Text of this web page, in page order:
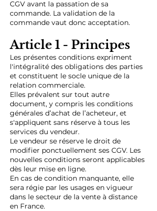
CGV avant la passation de sa
commande. La validation de la
commande vaut donc acceptation.
Article 1 - Principes
Les présentes conditions expriment
l'intégralité des obligations des parties
et constituent le socle unique de la
relation commerciale.
Elles prévalent sur tout autre
document, y compris les conditions
générales d’achat de l’acheteur, et
s'appliquent sans réserve à tous les
services du vendeur.
Le vendeur se réserve le droit de
modifier ponctuellement ses CGV. Les
nouvelles conditions seront applicables
dès leur mise en ligne.
En cas de condition manquante, elle
sera régie par les usages en vigueur
dans le secteur de la vente à distance
en France.